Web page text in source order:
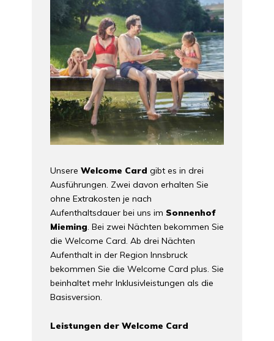
Unsere Welcome Card gibt es in drei
Ausführungen. Zwei davon erhalten Sie
ohne Extrakosten je nach
Aufenthaltsdauer bei uns im Sonnenhof
Mieming. Bei zwei Nächten bekommen Sie
die Welcome Card. Ab drei Nächten
Aufenthalt in der Region Innsbruck
bekommen Sie die Welcome Card plus. Sie
beinhaltet mehr Inklusivleistungen als die
Basisversion.
Leistungen der Welcome Card